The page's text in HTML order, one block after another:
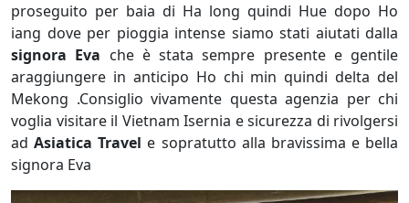
proseguito per baia di Ha long quindi Hue dopo Ho
iang dove per pioggia intense siamo stati aiutati dalla
signora Eva che è stata sempre presente e gentile
araggiungere in anticipo Ho chi min quindi delta del
Mekong .Consiglio vivamente questa agenzia per chi
voglia visitare il Vietnam Isernia e sicurezza di rivolgersi
adAsiatica Travel e sopratutto alla bravissima e bella
signora Eva